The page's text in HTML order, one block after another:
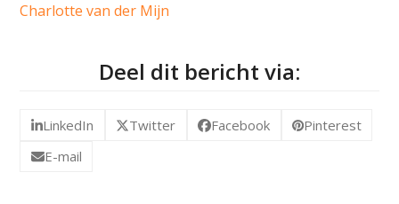
Charlotte van der Mijn
Deel dit bericht via:
LinkedIn Twitter Facebook
Pinterest
E-mail